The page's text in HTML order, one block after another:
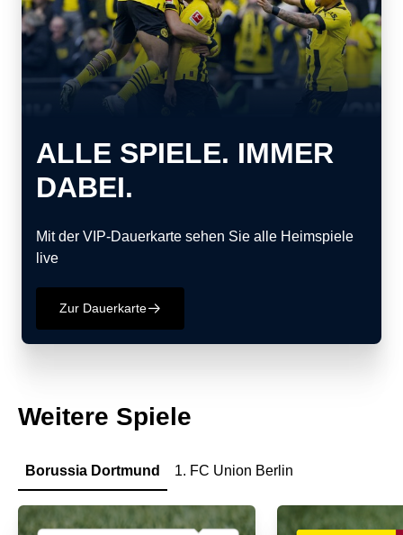
ALLE SPIELE. IMMER
DABEI.
Mit der VIP-Dauerkarte sehen Sie alle Heimspiele
live
Zur Dauerkarte􀄫
Weitere Spiele
Borussia Dortmund 1. FC Union Berlin